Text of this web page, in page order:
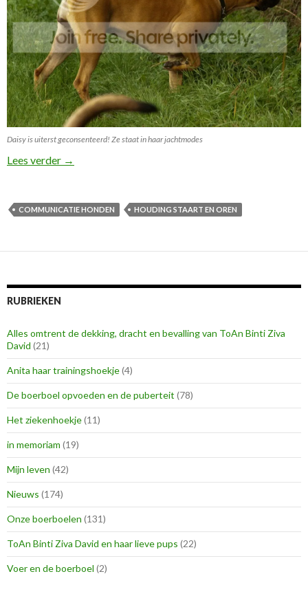
Daisy is uiterst geconsenteerd! Ze staat in haar jachtmodes
Lees verder Van kwispelstaartje tot dominantie
→
COMMUNICATIE HONDEN HOUDING STAART EN OREN
RUBRIEKEN
Alles omtrent de dekking, dracht en bevalling van ToAn Binti Ziva
David (21)
Anita haar trainingshoekje(4)
De boerboel opvoeden en de puberteit (78)
Het ziekenhoekje(11)
in memoriam (19)
Mijn leven (42)
Nieuws (174)
Onze boerboelen (131)
ToAn Binti Ziva David en haar lieve pups (22)
Voer en de boerboel (2)